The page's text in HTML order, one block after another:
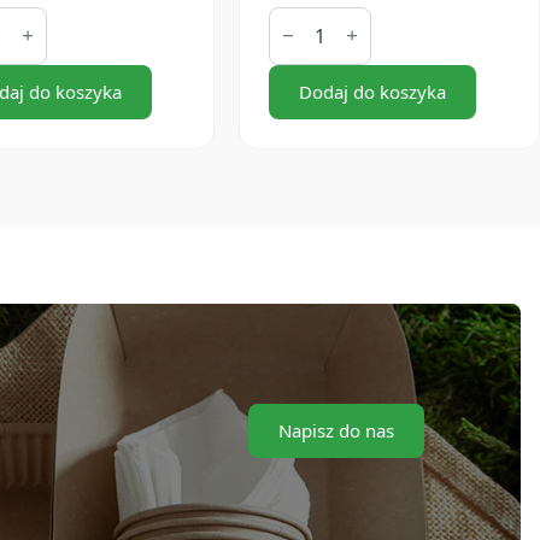
do koszyka
ilość
Pudełka
na
pizze
32x32x4
cm
Dodaj do koszyka
Napisz do nas